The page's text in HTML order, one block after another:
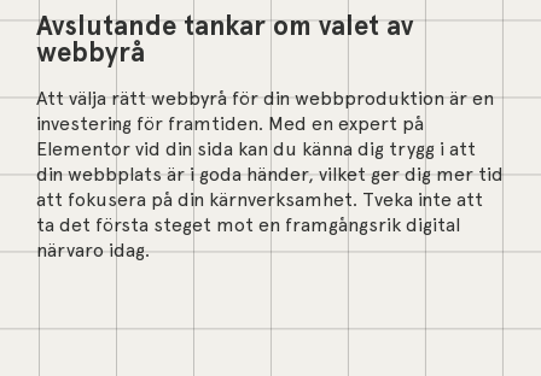
Avslutande tankar om valet av
webbyrå
Att välja rätt webbyrå för din webbproduktion är en
investering för framtiden. Med en expert på
Elementor vid din sida kan du känna dig trygg i att
din webbplats är i goda händer, vilket ger dig mer tid
att fokusera på din kärnverksamhet. Tveka inte att
ta det första steget mot en framgångsrik digital
närvaro idag.